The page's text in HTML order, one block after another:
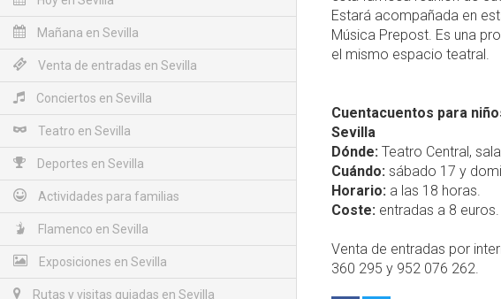
Mañana en Sevilla
Venta de entradas en Sevilla
Conciertos en Sevilla
Teatro en Sevilla
Deportes en Sevilla
Actividades para familias
Flamenco en Sevilla
Exposiciones en Sevilla
Rutas y visitas guiadas en Sevilla
Estará acompañada en
Música Prepost. Es una
el mismo espacio teatral.
Cuentacuentos para
Sevilla
Dónde: Teatro Central,
Cuándo: sábado 17 y
Horario: a las 18 horas.
Coste: entradas a 8 euros.
Venta de entradas por
360 295 y 952 076 262.